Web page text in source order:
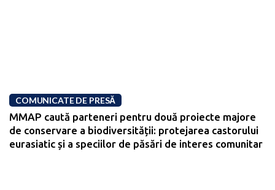
COMUNICATE DE PRESĂ
MMAP caută parteneri pentru două proiecte majore
de conservare a biodiversității: protejarea castorului
eurasiatic și a speciilor de păsări de interes comunitar